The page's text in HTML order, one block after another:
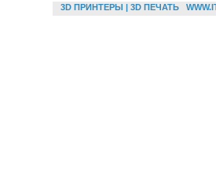
3D ПРИНТЕРЫ | 3D ПЕЧАТЬ